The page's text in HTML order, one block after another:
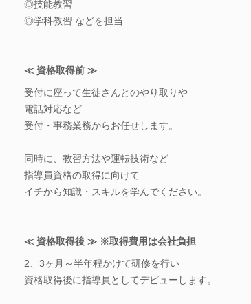
◎技能教習
◎学科教習 などを担当
≪ 資格取得前 ≫
受付に座って生徒さんとのやり取りや
電話対応など
受付・事務業務からお任せします。
同時に、教習方法や運転技術など
指導員資格の取得に向けて
イチから知識・スキルを学んでください。
≪ 資格取得後 ≫ ※取得費用は会社負担
2、3ヶ月～半年程かけて研修を行い
資格取得後に指導員としてデビューします。